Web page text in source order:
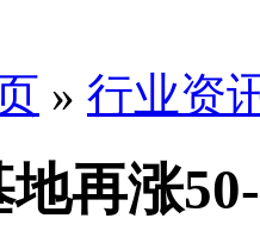
» 行业资
再涨